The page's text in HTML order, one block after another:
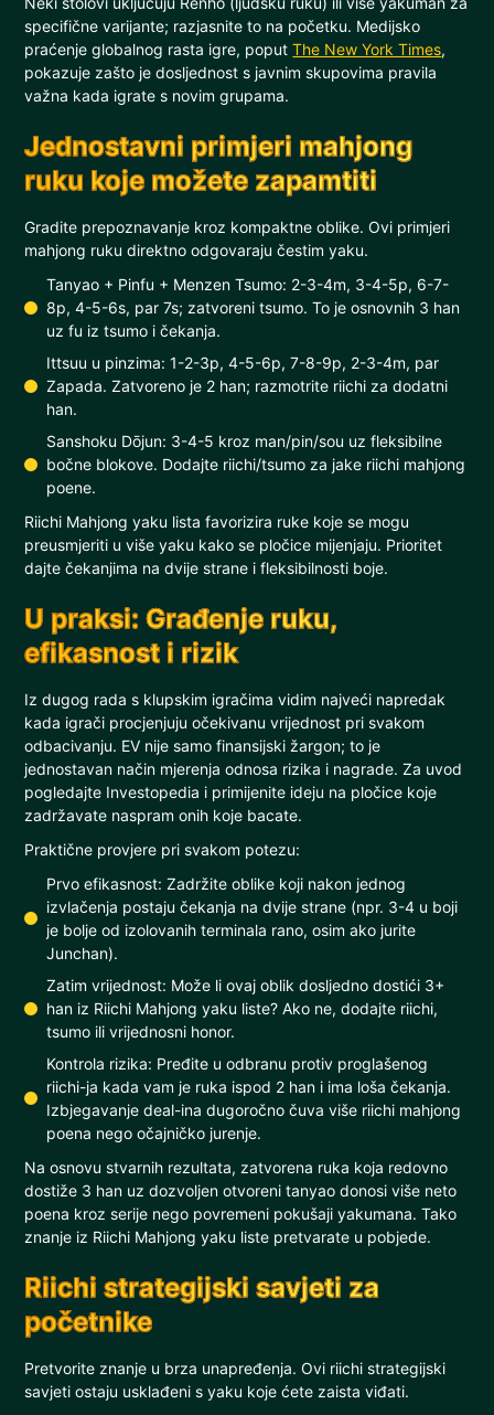
specifične varijante; razjasnite to na početku. Medijsko
praćenje globalnog rasta igre, poputThe New York Times,
pokazuje zašto je dosljednost s javnim skupovima pravila
važna kada igrate s novim grupama.
Jednostavni primjeri mahjong
ruku koje možete zapamtiti
Gradite prepoznavanje kroz kompaktne oblike. Ovi primjeri
mahjong ruku direktno odgovaraju čestim yaku.
Tanyao + Pinfu + Menzen Tsumo: 2-3-4m, 3-4-5p, 6-7-
8p, 4-5-6s, par 7s; zatvoreni tsumo. To je osnovnih 3 han
uz fu iz tsumo i čekanja.
Ittsuu u pinzima: 1-2-3p, 4-5-6p, 7-8-9p, 2-3-4m, par
Zapada. Zatvoreno je 2 han; razmotrite riichi za dodatni
han.
Sanshoku Dōjun: 3-4-5 kroz man/pin/sou uz fleksibilne
bočne blokove. Dodajte riichi/tsumo za jake riichi mahjong
poene.
Riichi Mahjong yaku lista favorizira ruke koje se mogu
preusmjeriti u više yaku kako se pločice mijenjaju. Prioritet
dajte čekanjima na dvije strane i fleksibilnosti boje.
U praksi: Građenje ruku,
efikasnost i rizik
Iz dugog rada s klupskim igračima vidim najveći napredak
kada igrači procjenjuju očekivanu vrijednost pri svakom
odbacivanju. EV nije samo finansijski žargon; to je
jednostavan način mjerenja odnosa rizika i nagrade. Za uvod
pogledajte Investopedia i primijenite ideju na pločice koje
zadržavate naspram onih koje bacate.
Praktične provjere pri svakom potezu:
Prvo efikasnost: Zadržite oblike koji nakon jednog
izvlačenja postaju čekanja na dvije strane (npr. 3-4 u boji
je bolje od izolovanih terminala rano, osim ako jurite
Junchan).
Zatim vrijednost: Može li ovaj oblik dosljedno dostići 3+
han iz Riichi Mahjong yaku liste? Ako ne, dodajte riichi,
tsumo ili vrijednosni honor.
Kontrola rizika: Pređite u odbranu protiv proglašenog
riichi-ja kada vam je ruka ispod 2 han i ima loša čekanja.
Izbjegavanje deal-ina dugoročno čuva više riichi mahjong
poena nego očajničko jurenje.
Na osnovu stvarnih rezultata, zatvorena ruka koja redovno
dostiže 3 han uz dozvoljen otvoreni tanyao donosi više neto
poena kroz serije nego povremeni pokušaji yakumana. Tako
znanje iz Riichi Mahjong yaku liste pretvarate u pobjede.
Riichi strategijski savjeti za
početnike
Pretvorite znanje u brza unapređenja. Ovi riichi strategijski
savjeti ostaju usklađeni s yaku koje ćete zaista viđati.